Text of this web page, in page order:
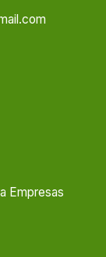
Empresas